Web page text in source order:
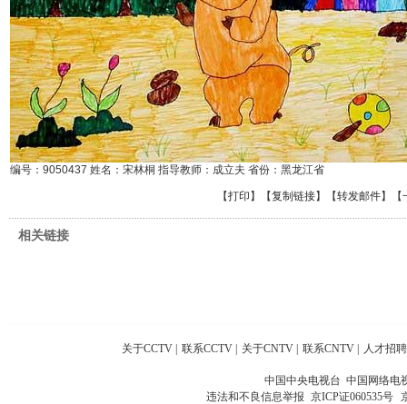
编号：9050437 姓名：宋林桐 指导教师：成立夫 省份：黑龙江省
【打印 】【复制链接】【转发邮件】
相关链接
关于CCTV 联系CCTV 关于CNTV 联系CNTV 人才招聘
中国中央电视台 中国网络电
违法和不良信息举报 京ICP证060535号